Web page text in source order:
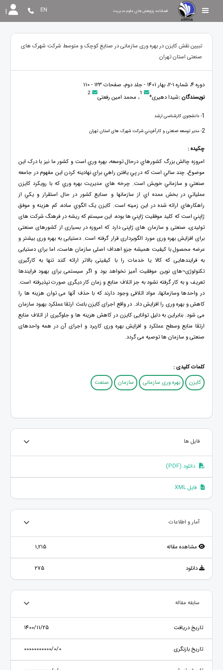
فصلنامه پژوهش های علوم مدیریت EN
تبیین نقش کایزن در بهره وری سازمانی در صنایع کوچک و متوسط شرکت شهرک های
صنعتی استان تهران
دوره 4، شماره 1-2، بهار 1401 - جلد دوم، صفحات 123 - 110
نویسندگان :شیدا دهیری* 1، محمد امین رفعتی 2
1- دانشجوی کارشناسی ارشد
2- مدیر توسعه صنعتی و كارآفريني شرکت شهرک های استان تهران
چکیده :
امروزه چالش بزرگ کشورهاي درحال توسعه، بهره وري است و کشور ما نيز با درک اين
موضوع، چند سالي است که در پي يافتن راهي براي نهادينه کردن اين مفهوم در جامعه
صنعتي و سازماني خويش است. چرخه هاي مديريت بهره وري که با رويکرد کايزن
عملياتي در بخش عمده اي از سازمانها و صنايع کشور در حال استقرار و يکي از
راهکارهاي ارائه شده در اين زمينه است. کايزن يک الگوي ساده، کم هزينه و موفق
ژاپني است که کليد موفقيت ژاپني ها بوده، این سیستم که ریشه در فرهنگ شرکت های
تولیدی، صنعتی و سازمان های ژاپنی دارد که امروزه در بسیاری از کشورهای صنعتی
برای افزایش بهره وری مورد الگوبرداری قرار گرفته است. دستیابی به بهره وری بیشتر و
عرضه محصول با کیفیت همیشه جزو اهداف اصلی سازمان هاست، اما برای دستیابی
به فرایندهایی که کالا یا خدمات را با کیفیتی بالاتر ارائه کنند تنها به کارگیری
تکنولوژی¬های نوین موفقیت آمیز نخواهد بود و اگر سیستمی برای بهبود فرایندها
تعریف و به کار گرفته نشود به جز اتلاف منابع و زمان کار دیگری صورت نپذیرفته است.
در واحدها وسازمانها، مواد اتلافی وجود دارند که با حذف آنها می توان هزینه ها را
کاهش و بهره وری را افزایش داد. در واقع اجرای کایزن باعث ارتقا عملکرد بهبود سازمان
می شود. بنابراین به دلیل توانایی کایزن در کاهش هزینه ها و جلوگیری از اتلاف منابع
ارتقا منابع وسطح عملکرد و افزایش بهره وری کاربرد و اجرای آن در همه واحدهای
صنعتی و سازمان ها توصیه می گردد.
کلمات کلیدی :
کایزن
بهره وری سازمانی سازمان صنعت
فایل ها
دانلود (PDF)
فایل XML
آمار و اطلاعات
مشاهده مقاله 1,215
دانلود 275
سابقه مقاله
تاریخ دریافت 1400/11/25
تاریخ بازنگری 00000000000/0/0